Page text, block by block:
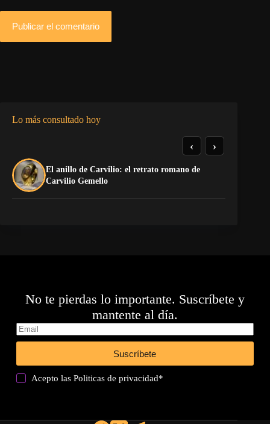
Publicar el comentario
Lo más consultado hoy
El anillo de Carvilio: el retrato romano de
Carvilio Gemello
‹ ›
No te pierdas lo importante. Suscríbete y
mantente al día.
Suscríbete
Acepto lasPoliticas de privacidad*